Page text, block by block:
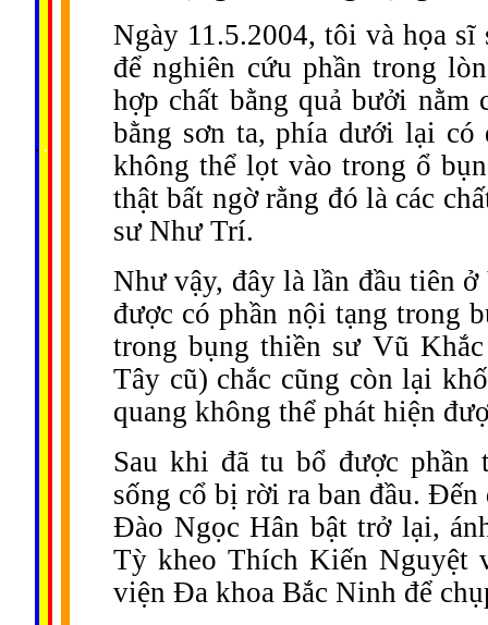
. .
Ngày 11.5.2004, tôi và họa
để nghiên cứu phần trong
hợp chất bằng quả bưởi
bằng sơn ta, phía dưới lại
không thể lọt vào trong ổ
thật bất ngờ rằng đó là các
sư Như Trí.
Như vậy, đây là lần đầu tiên
được có phần nội tạng trong
trong bụng thiền sư Vũ
Tây cũ) chắc cũng còn lại
quang không thể phát hiện
Sau khi đã tu bổ được phần
sống cổ bị rời ra ban đầu.
Đào Ngọc Hân bật trở lại,
Tỳ kheo Thích Kiến Nguyệt
viện Đa khoa Bắc Ninh để